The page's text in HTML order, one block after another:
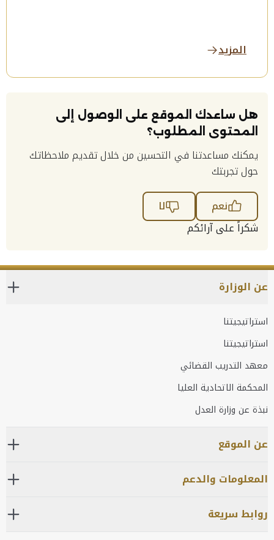
المزيد
هل ساعدك الموقع على الوصول إلى
المحتوى المطلوب؟
يمكنك مساعدتنا في التحسين من خلال تقديم ملاحظاتك
حول تجربتك
نعم
لا
شكراً على آرائكم
عن الوزارة
استراتيجيتنا
استراتيجيتنا
معهد التدريب القضائي
المحكمة الاتحادية العليا
نبذة عن وزارة العدل
عن الموقع
المعلومات والدعم
روابط سريعة